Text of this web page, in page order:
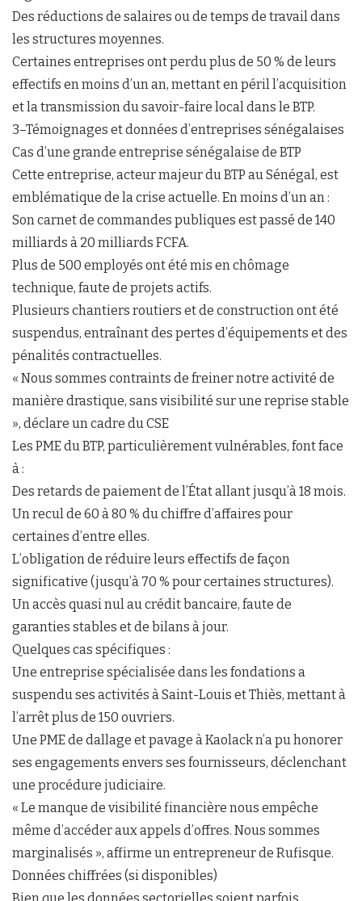
Des réductions de salaires ou de temps de travail dans
les structures moyennes.
Certaines entreprises ont perdu plus de 50 % de leurs
effectifs en moins d’un an, mettant en péril l’acquisition
et la transmission du savoir-faire local dans le BTP.
3–Témoignages et données d’entreprises sénégalaises
Cas d’une grande entreprise sénégalaise de BTP
Cette entreprise, acteur majeur du BTP au Sénégal, est
emblématique de la crise actuelle. En moins d’un an :
Son carnet de commandes publiques est passé de 140
milliards à 20 milliards FCFA.
Plus de 500 employés ont été mis en chômage
technique, faute de projets actifs.
Plusieurs chantiers routiers et de construction ont été
suspendus, entraînant des pertes d’équipements et des
pénalités contractuelles.
« Nous sommes contraints de freiner notre activité de
manière drastique, sans visibilité sur une reprise stable
», déclare un cadre du CSE
Les PME du BTP, particulièrement vulnérables, font face
à :
Des retards de paiement de l’État allant jusqu’à 18 mois.
Un recul de 60 à 80 % du chiffre d’affaires pour
certaines d’entre elles.
L’obligation de réduire leurs effectifs de façon
significative (jusqu’à 70 % pour certaines structures).
Un accès quasi nul au crédit bancaire, faute de
garanties stables et de bilans à jour.
Quelques cas spécifiques :
Une entreprise spécialisée dans les fondations a
suspendu ses activités à Saint-Louis et Thiès, mettant à
l’arrêt plus de 150 ouvriers.
Une PME de dallage et pavage à Kaolack n’a pu honorer
ses engagements envers ses fournisseurs, déclenchant
une procédure judiciaire.
« Le manque de visibilité financière nous empêche
même d’accéder aux appels d’offres. Nous sommes
marginalisés », affirme un entrepreneur de Rufisque.
Données chiffrées (si disponibles)
Bien que les données sectorielles soient parfois